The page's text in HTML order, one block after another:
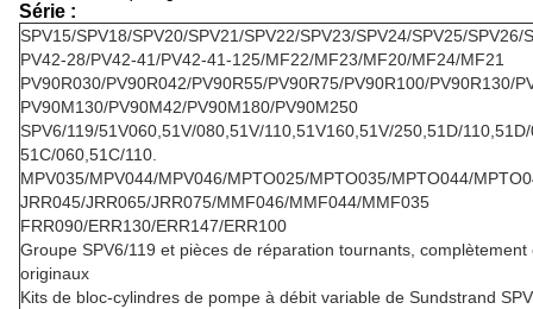
Série :
SPV15/SPV18/SPV20/SPV21/SPV22/SPV23/SPV24/SPV25/SPV26/
PV42-28/PV42-41/PV42-41-125/MF22/MF23/MF20/MF24/MF21
PV90R030/PV90R042/PV90R55/PV90R75/PV90R100/PV90R130/
PV90M130/PV90M42/PV90M180/PV90M250
SPV6/119/51V060,51V/080,51V/110,51V160,51V/250,51D/
51C/060,51C/110.
MPV035/MPV044/MPV046/MPTO025/MPTO035/MPTO044/
JRR045/JRR065/JRR075/MMF046/MMF044/MMF035
FRR090/ERR130/ERR147/ERR100
Groupe SPV6/119 et pièces de réparation tournants,
originaux
Kits de bloc-cylindres de pompe à débit variable de Sundstrand